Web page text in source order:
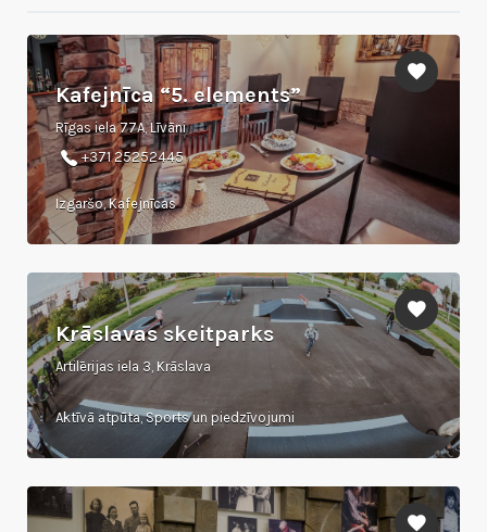
Kafejnīca “5. elements”
Rīgas iela 77A, Līvāni
+371 25252445
Izgaršo, Kafejnīcas
Krāslavas skeitparks
Artilērijas iela 3, Krāslava
Aktīvā atpūta, Sports un piedzīvojumi